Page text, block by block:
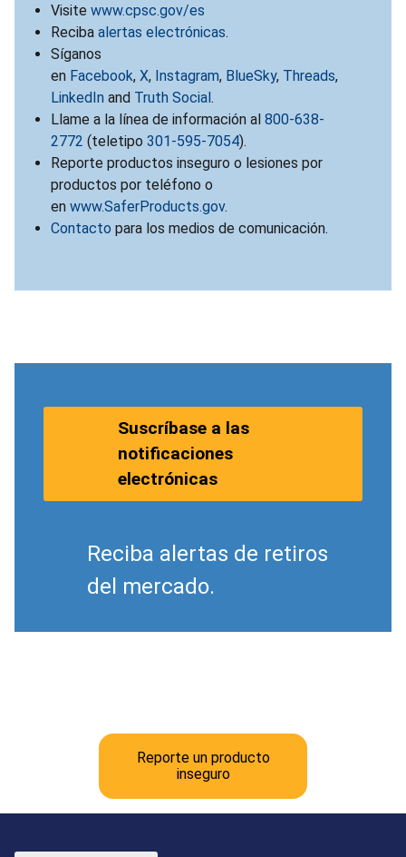
Visite www.cpsc.gov/es
Reciba alertas electrónicas.
Síganos
en Facebook, X, Instagram, BlueSky, Threads,
LinkedIn and Truth Social.
Llame a la línea de información al 800-638-
2772 (teletipo 301-595-7054).
Reporte productos inseguro o lesiones por
productos por teléfono o
en www.SaferProducts.gov.
Contacto para los medios de comunicación.
Suscríbase a las
notificaciones
electrónicas
Reciba alertas de retiros
del mercado.
Reporte un producto
inseguro